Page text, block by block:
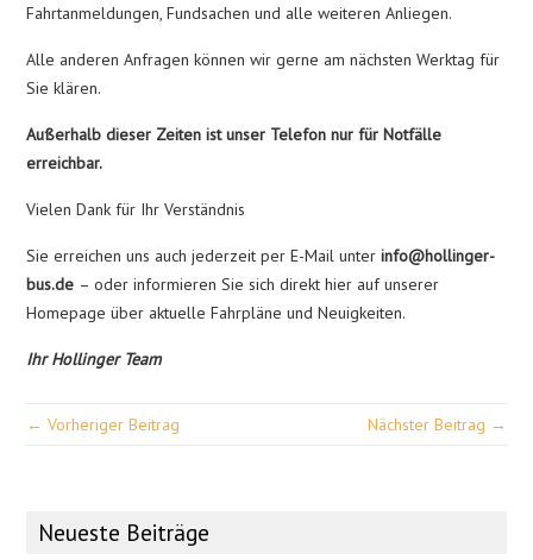
Fahrtanmeldungen, Fundsachen und alle weiteren Anliegen.
Alle anderen Anfragen können wir gerne am nächsten Werktag für
Sie klären.
Außerhalb dieser Zeiten ist unser Telefon nur für Notfälle
erreichbar.
Vielen Dank für Ihr Verständnis
Sie erreichen uns auch jederzeit per E-Mail unterinfo@hollinger-
bus.de – oder informieren Sie sich direkt hier auf unserer
Homepage über aktuelle Fahrpläne und Neuigkeiten.
Ihr Hollinger Team
← Vorheriger Beitrag Nächster Beitrag →
Neueste Beiträge